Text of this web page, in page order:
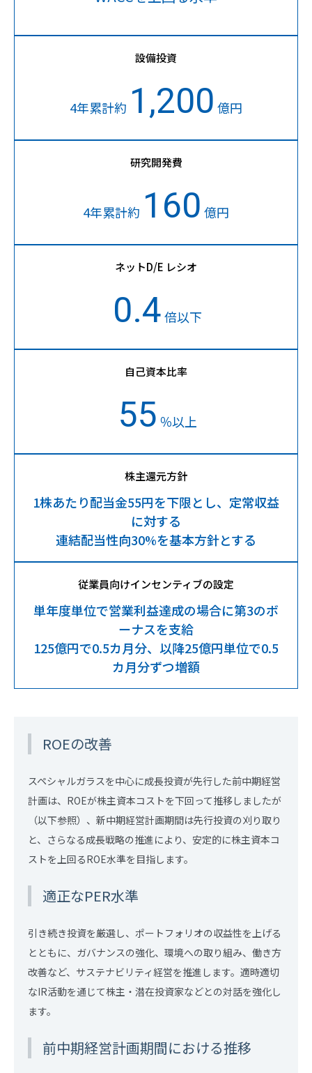
設備投資
4年累計約 1,200 億円
研究開発費
4年累計約 160 億円
ネットD/E レシオ
0.4倍以下
自己資本比率
55 ％以上
株主還元方針
1株あたり配当金55円を下限とし、定常収益
に対する
連結配当性向30%を基本方針とする
従業員向けインセンティブの設定
単年度単位で営業利益達成の場合に第3のボ
ーナスを支給
125億円で0.5カ月分、以降25億円単位で0.5
カ月分ずつ増額
ROEの改善
スペシャルガラスを中心に成長投資が先行した前中期経営
計画は、ROEが株主資本コストを下回って推移しましたが
（以下参照）、新中期経営計画期間は先行投資の刈り取り
と、さらなる成長戦略の推進により、安定的に株主資本コ
ストを上回るROE水準を目指します。
適正なPER水準
引き続き投資を厳選し、ポートフォリオの収益性を上げる
とともに、ガバナンスの強化、環境への取り組み、働き方
改善など、サステナビリティ経営を推進します。適時適切
なIR活動を通じて株主・潜在投資家などとの対話を強化し
ます。
前中期経営計画期間における推移